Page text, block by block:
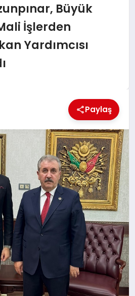
Büyük
İşlerden
Yardımcısı
Paylaş